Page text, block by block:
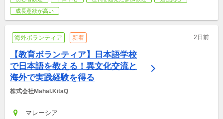
成長意欲が高い
海外ボランティア 新着 2日前
【教育ボランティア】日本語学校
で日本語を教える！異文化交流と
海外で実践経験を得る
株式会社Mahal.KitaQ
マレーシア